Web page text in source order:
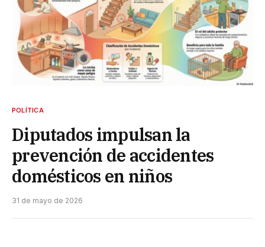
POLÍTICA
Diputados impulsan la
prevención de accidentes
domésticos en niños
31 de mayo de 2026